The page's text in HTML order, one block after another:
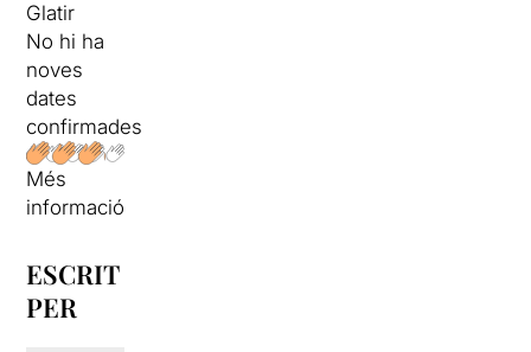
Glatir
No hi ha
noves
dates
confirmades
Més
informació
ESCRIT
PER